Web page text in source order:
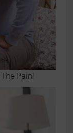
Pain!